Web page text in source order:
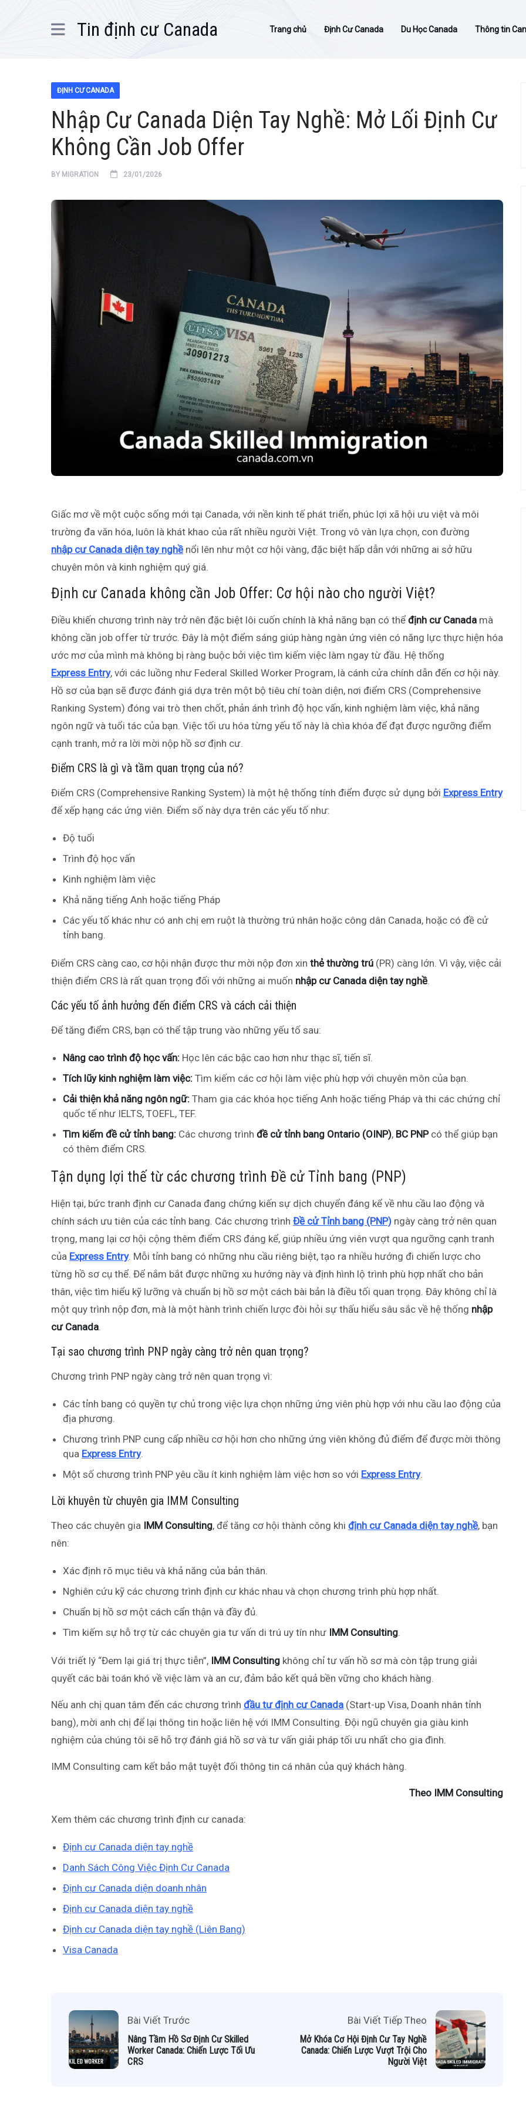
Tin định cư Canada Trang chủ Định Cư Canada Du Học Canada Thông tin
ĐỊNH CƯ CANADA
Nhập Cư Canada Diện Tay Nghề: Mở Lối Định Cư
Không Cần Job Offer
BY MIGRATION 23/01/2026
Giấc mơ về một cuộc sống mới tại Canada, với nền kinh tế phát triển, phúc lợi xã hội ưu việt và môi
trường đa văn hóa, luôn là khát khao của rất nhiều người Việt. Trong vô vàn lựa chọn, con đường
nhập cư Canada diện tay nghề nổi lên như một cơ hội vàng, đặc biệt hấp dẫn với những ai sở hữu
chuyên môn và kinh nghiệm quý giá.
Định cư Canada không cần Job Offer: Cơ hội nào cho người Việt?
Điều khiến chương trình này trở nên đặc biệt lôi cuốn chính là khả năng bạn có thể định cư Canada mà
không cần job offer từ trước. Đây là một điểm sáng giúp hàng ngàn ứng viên có năng lực thực hiện hóa
ước mơ của mình mà không bị ràng buộc bởi việc tìm kiếm việc làm ngay từ đầu. Hệ thống
Express Entry, với các luồng như Federal Skilled Worker Program, là cánh cửa chính dẫn đến cơ hội này.
Hồ sơ của bạn sẽ được đánh giá dựa trên một bộ tiêu chí toàn diện, nơi điểm CRS (Comprehensive
Ranking System) đóng vai trò then chốt, phản ánh trình độ học vấn, kinh nghiệm làm việc, khả năng
ngôn ngữ và tuổi tác của bạn. Việc tối ưu hóa từng yếu tố này là chìa khóa để đạt được ngưỡng điểm
cạnh tranh, mở ra lời mời nộp hồ sơ định cư.
Điểm CRS là gì và tầm quan trọng của nó?
Điểm CRS (Comprehensive Ranking System) là một hệ thống tính điểm được sử dụng bởi Express Entry
để xếp hạng các ứng viên. Điểm số này dựa trên các yếu tố như:
Độ tuổi
Trình độ học vấn
Kinh nghiệm làm việc
Khả năng tiếng Anh hoặc tiếng Pháp
Các yếu tố khác như có anh chị em ruột là thường trú nhân hoặc công dân Canada, hoặc có đề cử
tỉnh bang.
Điểm CRS càng cao, cơ hội nhận được thư mời nộp đơn xin thẻ thường trú (PR) càng lớn. Vì vậy, việc cải
thiện điểm CRS là rất quan trọng đối với những ai muốn nhập cư Canada diện tay nghề.
Các yếu tố ảnh hưởng đến điểm CRS và cách cải thiện
Để tăng điểm CRS, bạn có thể tập trung vào những yếu tố sau:
Nâng cao trình độ học vấn: Học lên các bậc cao hơn như thạc sĩ, tiến sĩ.
Tích lũy kinh nghiệm làm việc: Tìm kiếm các cơ hội làm việc phù hợp với chuyên môn của bạn.
Cải thiện khả năng ngôn ngữ: Tham gia các khóa học tiếng Anh hoặc tiếng Pháp và thi các chứng chỉ
quốc tế như IELTS, TOEFL, TEF.
Tìm kiếm đề cử tỉnh bang: Các chương trình đề cử tỉnh bang Ontario (OINP), BC PNPcó thể giúp bạn
có thêm điểm CRS.
Tận dụng lợi thế từ các chương trình Đề cử Tỉnh bang (PNP)
Hiện tại, bức tranh định cư Canada đang chứng kiến sự dịch chuyển đáng kể về nhu cầu lao động và
chính sách ưu tiên của các tỉnh bang. Các chương trình Đề cử Tỉnh bang (PNP) ngày càng trở nên quan
trọng, mang lại cơ hội cộng thêm điểm CRS đáng kể, giúp nhiều ứng viên vượt qua ngưỡng cạnh tranh
của Express Entry. Mỗi tỉnh bang có những nhu cầu riêng biệt, tạo ra nhiều hướng đi chiến lược cho
từng hồ sơ cụ thể. Để nắm bắt được những xu hướng này và định hình lộ trình phù hợp nhất cho bản
thân, việc tìm hiểu kỹ lưỡng và chuẩn bị hồ sơ một cách bài bản là điều tối quan trọng. Đây không chỉ là
một quy trình nộp đơn, mà là một hành trình chiến lược đòi hỏi sự thấu hiểu sâu sắc về hệ thống nhập
cư Canada.
Tại sao chương trình PNP ngày càng trở nên quan trọng?
Chương trình PNP ngày càng trở nên quan trọng vì:
Các tỉnh bang có quyền tự chủ trong việc lựa chọn những ứng viên phù hợp với nhu cầu lao động của
địa phương.
Chương trình PNP cung cấp nhiều cơ hội hơn cho những ứng viên không đủ điểm để được mời thông
qua Express Entry.
Một số chương trình PNP yêu cầu ít kinh nghiệm làm việc hơn so với Express Entry.
Lời khuyên từ chuyên gia IMM Consulting
Theo các chuyên gia IMM Consulting, để tăng cơ hội thành công khi định cư Canada diện tay nghề, bạn
nên:
Xác định rõ mục tiêu và khả năng của bản thân.
Nghiên cứu kỹ các chương trình định cư khác nhau và chọn chương trình phù hợp nhất.
Chuẩn bị hồ sơ một cách cẩn thận và đầy đủ.
Tìm kiếm sự hỗ trợ từ các chuyên gia tư vấn di trú uy tín như IMM Consulting.
Với triết lý “Đem lại giá trị thực tiễn”, IMM Consulting không chỉ tư vấn hồ sơ mà còn tập trung giải
quyết các bài toán khó về việc làm và an cư, đảm bảo kết quả bền vững cho khách hàng.
Nếu anh chị quan tâm đến các chương trình đầu tư định cư Canada (Start-up Visa, Doanh nhân tỉnh
bang), mời anh chị để lại thông tin hoặc liên hệ với IMM Consulting. Đội ngũ chuyên gia giàu kinh
nghiệm của chúng tôi sẽ hỗ trợ đánh giá hồ sơ và tư vấn giải pháp tối ưu nhất cho gia đình.
IMM Consulting cam kết bảo mật tuyệt đối thông tin cá nhân của quý khách hàng.
Theo IMM Consulting
Xem thêm các chương trình định cư canada:
Định cư Canada diện tay nghề
Danh Sách Công Việc Định Cư Canada
Định cư Canada diện doanh nhân
Định cư Canada diện tay nghề
Định cư Canada diện tay nghề (Liên Bang)
Visa Canada
Bài Viết Trước
Nâng Tầm Hồ Sơ Định Cư Skilled
Worker Canada: Chiến Lược Tối Ưu
CRS
Bài Viết Tiếp Theo
Mở Khóa Cơ Hội Định Cư Tay Nghề
Canada: Chiến Lược Vượt Trội Cho
Người Việt